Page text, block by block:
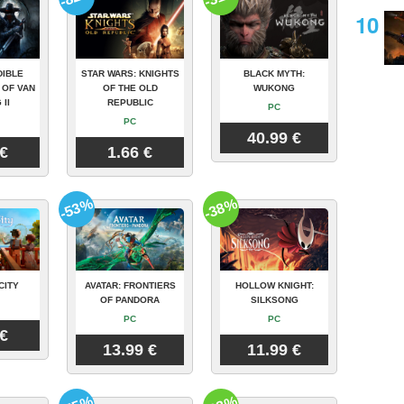
VAN
II
STAR WARS: KNIGHTS
OF THE OLD
REPUBLIC
PC
1.66 €
BLACK MYTH:
WUKONG
PC
40.99 €
AVATAR: FRONTIERS
OF PANDORA
PC
13.99 €
-53%
HOLLOW KNIGHT:
SILKSONG
PC
11.99 €
-38%